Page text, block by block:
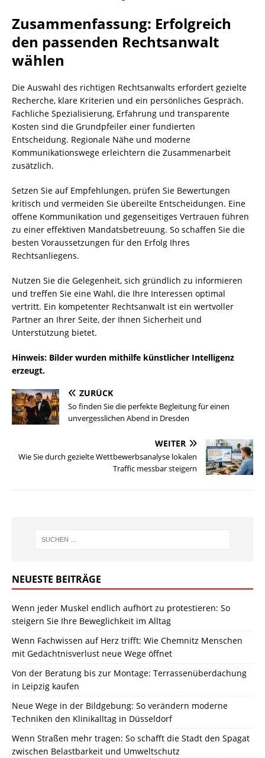
Zusammenfassung: Erfolgreich
den passenden Rechtsanwalt
wählen
Die Auswahl des richtigen Rechtsanwalts erfordert gezielte
Recherche, klare Kriterien und ein persönliches Gespräch.
Fachliche Spezialisierung, Erfahrung und transparente
Kosten sind die Grundpfeiler einer fundierten
Entscheidung. Regionale Nähe und moderne
Kommunikationswege erleichtern die Zusammenarbeit
zusätzlich.
Setzen Sie auf Empfehlungen, prüfen Sie Bewertungen
kritisch und vermeiden Sie übereilte Entscheidungen. Eine
offene Kommunikation und gegenseitiges Vertrauen führen
zu einer effektiven Mandatsbetreuung. So schaffen Sie die
besten Voraussetzungen für den Erfolg Ihres
Rechtsanliegens.
Nutzen Sie die Gelegenheit, sich gründlich zu informieren
und treffen Sie eine Wahl, die Ihre Interessen optimal
vertritt. Ein kompetenter Rechtsanwalt ist ein wertvoller
Partner an Ihrer Seite, der Ihnen Sicherheit und
Unterstützung bietet.
Hinweis: Bilder wurden mithilfe künstlicher Intelligenz
erzeugt.
ZURÜCK
So finden Sie die perfekte Begleitung für einen
unvergesslichen Abend in Dresden
WEITER
Wie Sie durch gezielte Wettbewerbsanalyse lokalen
Traffic messbar steigern
NEUESTE BEITRÄGE
Wenn jeder Muskel endlich aufhört zu protestieren: So
steigern Sie Ihre Beweglichkeit im Alltag
Wenn Fachwissen auf Herz trifft: Wie Chemnitz Menschen
mit Gedächtnisverlust neue Wege öffnet
Von der Beratung bis zur Montage: Terrassenüberdachung
in Leipzig kaufen
Neue Wege in der Bildgebung: So verändern moderne
Techniken den Klinikalltag in Düsseldorf
Wenn Straßen mehr tragen: So schafft die Stadt den Spagat
zwischen Belastbarkeit und Umweltschutz